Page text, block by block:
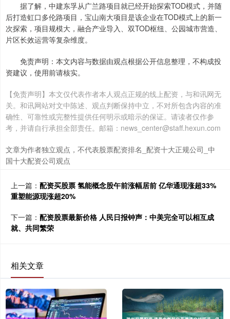
据了解，中建东孚从广兰路项目就已经开始探索TOD模式，并随
后打造虹口多伦路项目，宝山南大项目是该企业在TOD模式上的新一
次探索，项目规模大，融合产业导入、双TOD枢纽、公园城市营造、
片区长效运营等复杂维度。
免责声明：本文内容与数据由观点根据公开信息整理，不构成投
资建议，使用前请核实。
【免责声明】本文仅代表作者本人观点正规的线上配资，与和讯网无
关。和讯网站对文中陈述、观点判断保持中立，不对所包含内容的准
确性、可靠性或完整性提供任何明示或暗示的保证。请读者仅作参
考，并请自行承担全部责任。邮箱：news_center@staff.hexun.com
文章为作者独立观点，不代表股票配资排名_配资十大正规公司_中
国十大配资公司观点
上一篇： 配资买股票 氢能概念股午前涨幅居前 亿华通现涨超33%
重塑能源现涨超20%
下一篇： 配资股票最新价格 人民日报钟声：中美完全可以相互成
就、共同繁荣
相关文章